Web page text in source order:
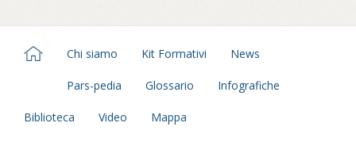
Chi siamo Kit Formativi News
Pars-pedia Glossario Infografiche
Biblioteca Video Mappa